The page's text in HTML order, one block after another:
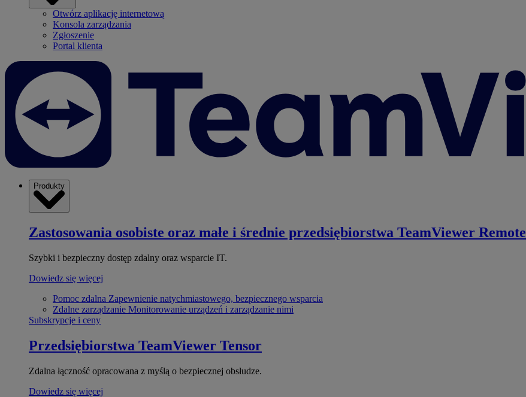
Otwórz aplikację internetową
Konsola zarządzania
Zgłoszenie
Portal klienta
Produkty
Zastosowania osobiste oraz małe i średnie przedsiębiorstwa TeamViewer Remote
Szybki i bezpieczny dostęp zdalny oraz wsparcie IT.
Dowiedz się więcej
Pomoc zdalna Zapewnienie natychmiastowego, bezpiecznego wsparcia
Zdalne zarządzanie Monitorowanie urządzeń i zarządzanie nimi
Subskrypcje i ceny
Przedsiębiorstwa TeamViewer Tensor
Zdalna łączność opracowana z myślą o bezpiecznej obsłudze.
Dowiedz się więcej